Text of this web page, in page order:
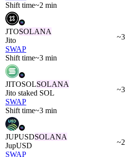
Shift time~2 min
JTOSOLANA
Jito
SWAP
Shift time~3 min
~3
JITOSOLSOLANA
Jito staked SOL
SWAP
Shift time~3 min
~3
JUPUSDSOLANA
JupUSD
SWAP
~2